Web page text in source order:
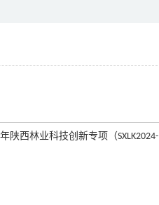
陕西林业科技创新专项（SXLK2024-